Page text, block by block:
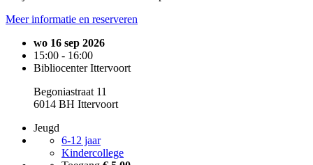
Meer informatie en reserveren
wo 16 sep 2026
15:00 - 16:00
Bibliocenter Ittervoort
Begoniastraat 11
6014 BH Ittervoort
Jeugd
6-12 jaar
Kindercollege